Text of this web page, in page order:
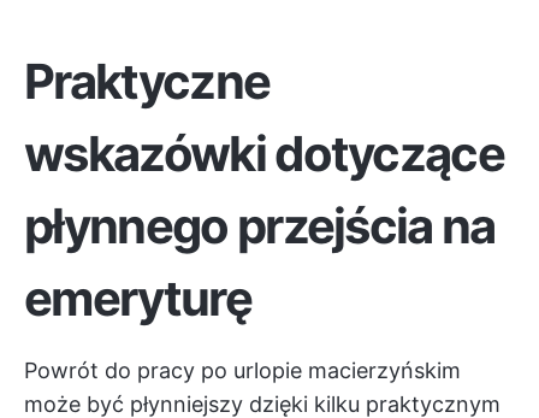
Praktyczne
wskazówki dotyczące
płynnego przejścia na
emeryturę
Powrót do pracy po urlopie macierzyńskim
może być płynniejszy dzięki kilku praktycznym